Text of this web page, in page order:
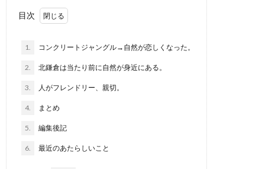
目次
1. コンクリートジャングル→自然が恋しくなった。
2. 北鎌倉は当たり前に自然が身近にある。
3. 人がフレンドリー、親切。
4. まとめ
5. 編集後記
6. 最近のあたらしいこと